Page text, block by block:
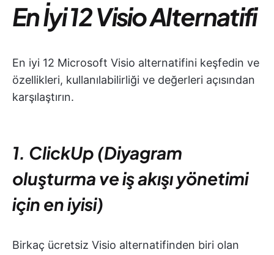
En İyi 12 Visio Alternatifi
En iyi 12 Microsoft Visio alternatifini keşfedin ve
özellikleri, kullanılabilirliği ve değerleri açısından
karşılaştırın.
1. ClickUp (Diyagram
oluşturma ve iş akışı yönetimi
için en iyisi)
Birkaç ücretsiz Visio alternatifinden biri olan